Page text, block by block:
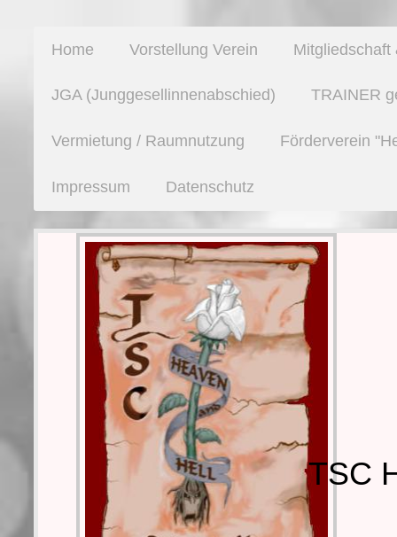
Home Vorstellung Verein Mitgliedschaft
JGA (Junggesellinnenabschied) TRAINER
Vermietung / Raumnutzung Förderverein
Impressum Datenschutz
TSC